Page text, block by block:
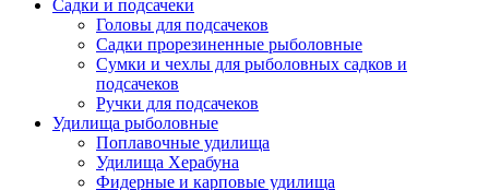
Садки и подсачеки
Головы для подсачеков
Садки прорезиненные рыболовные
Сумки и чехлы для рыболовных садков и
подсачеков
Ручки для подсачеков
Удилища рыболовные
Поплавочные удилища
Удилища Херабуна
Фидерные и карповые удилища